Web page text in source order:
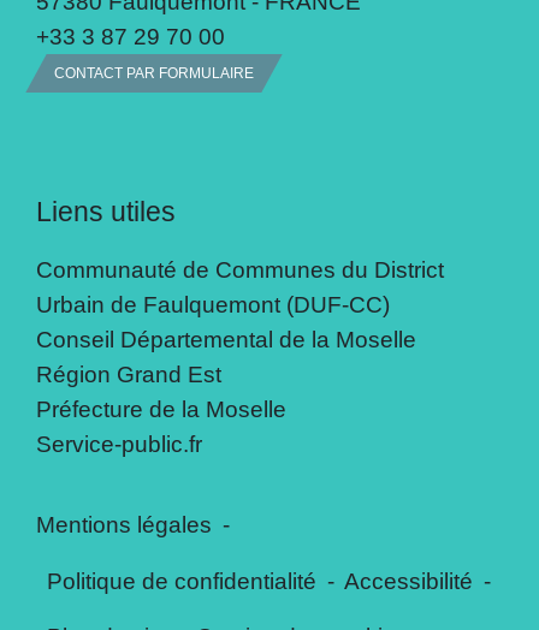
+33 3 87 29 70 00
CONTACT PAR FORMULAIRE
Liens utiles
Communauté de Communes du District
Urbain de Faulquemont (DUF-CC)
Conseil Départemental de la Moselle
Région Grand Est
Préfecture de la Moselle
Service-public.fr
Mentions légales -
Politique de confidentialité - Accessibilité -